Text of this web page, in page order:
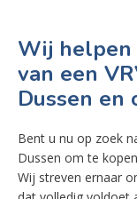
Wij helpen
van een
Dussen en
Bent u nu op zoek
Dussen om te
Wij streven ernaar